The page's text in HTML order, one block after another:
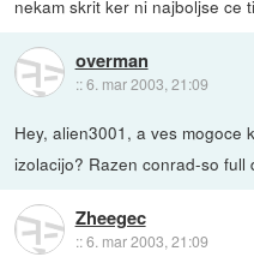
nekam skrit ker ni najboljse ce
overman
::6. mar 2003, 21:09
Hey, alien3001, a ves mogoce
izolacijo? Razen conrad-so full
Zheegec
::6. mar 2003, 21:09